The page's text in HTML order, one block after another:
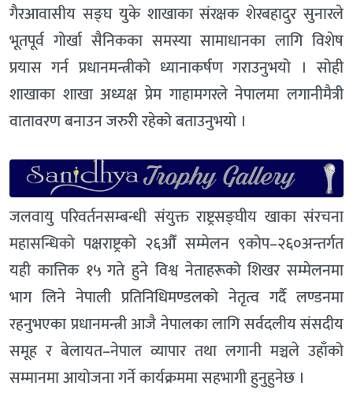
गैरआवासीय सङ्घ युके शाखाका संरक्षक शेरबहादुर सुनारले
भूतपूर्व गोर्खा सैनिकका समस्या सामाधानका लागि विशेष
प्रयास गर्न प्रधानमन्त्रीको ध्यानाकर्षण गराउनुभयो । सोही
शाखाका शाखा अध्यक्ष प्रेम गाहामगरले नेपालमा लगानीमैत्री
वातावरण बनाउन जरुरी रहेको बताउनुभयो ।
जलवायु परिवर्तनसम्बन्धी संयुक्त राष्ट्रसङ्घीय खाका संरचना
महासन्धिको पक्षराष्ट्रको २६औँ सम्मेलन ९कोप–२६०अन्तर्गत
यही कात्तिक १५ गते हुने विश्व नेताहरूको शिखर सम्मेलनमा
भाग लिने नेपाली प्रतिनिधिमण्डलको नेतृत्व गर्दै लण्डनमा
रहनुभएका प्रधानमन्त्री आजै नेपालका लागि सर्वदलीय संसदीय
समूह र बेलायत–नेपाल व्यापार तथा लगानी मञ्चले उहाँको
सम्मानमा आयोजना गर्ने कार्यक्रममा सहभागी हुनुहुनेछ ।